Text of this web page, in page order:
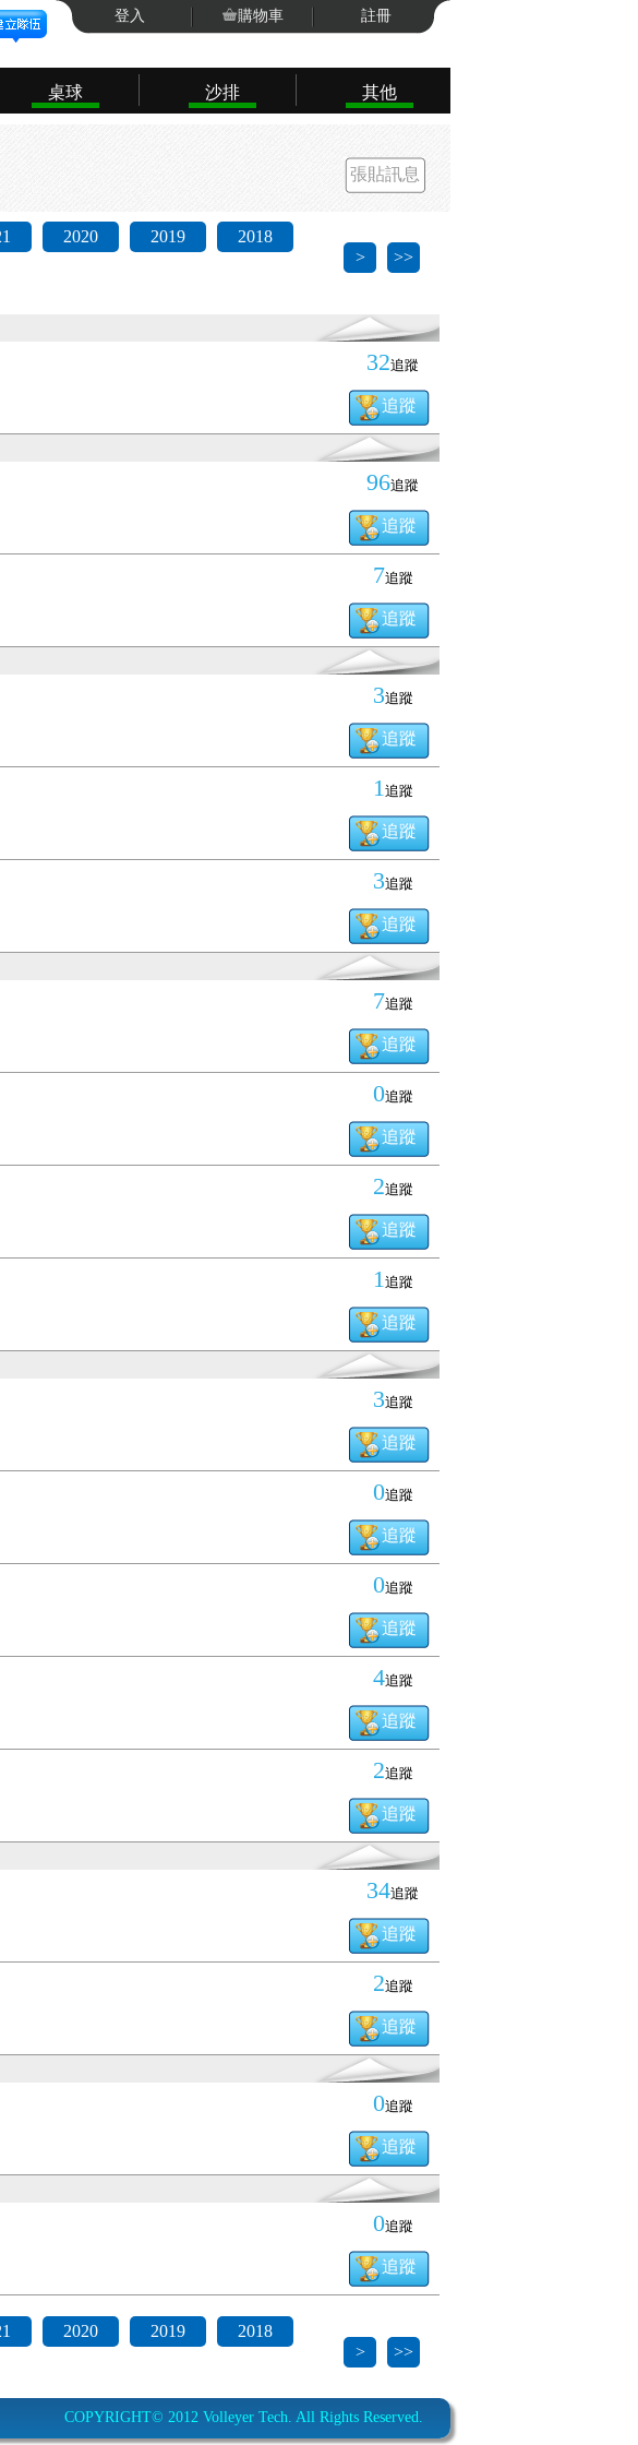
登入 購物車 註冊
桌球 沙排 其他
張貼訊息
2020 2019 2018
> >>
32追蹤
追蹤
96追蹤
追蹤
7追蹤
追蹤
3追蹤
追蹤
1追蹤
追蹤
3追蹤
追蹤
7追蹤
追蹤
0追蹤
追蹤
2追蹤
追蹤
1追蹤
追蹤
3追蹤
追蹤
0追蹤
追蹤
0追蹤
追蹤
4追蹤
追蹤
2追蹤
追蹤
34追蹤
追蹤
2追蹤
追蹤
0追蹤
追蹤
0追蹤
追蹤
2020 2019 2018
> >>
COPYRIGHT© 2012 Volleyer Tech. All Rights Reserved.